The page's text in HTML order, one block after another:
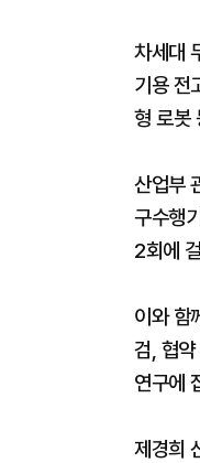
차세대
기용 전
형 로봇
산업부
구수행
2회에
이와 함
검, 협
연구에
제경희